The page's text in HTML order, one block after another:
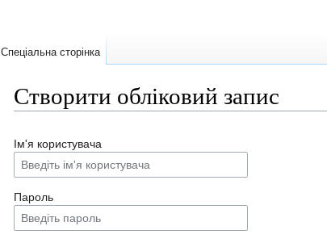
Створити обліковий запис
до
навігації
до
пошуку
Ім'я користувача
Пароль
Спеціальна сторінка